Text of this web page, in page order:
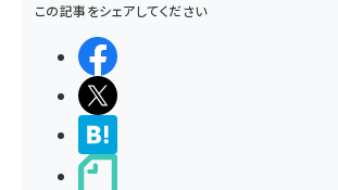
この記事をシェアしてください